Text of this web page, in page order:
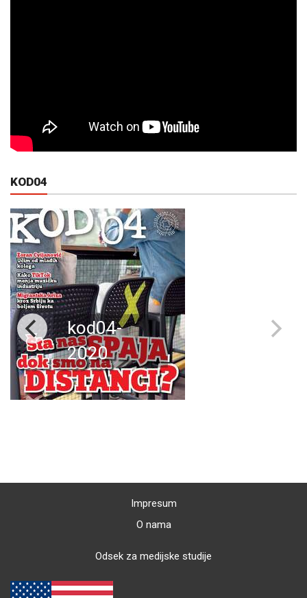
KOD04
kod04-
2020
Impresum
O nama
Odsek za medijske studije